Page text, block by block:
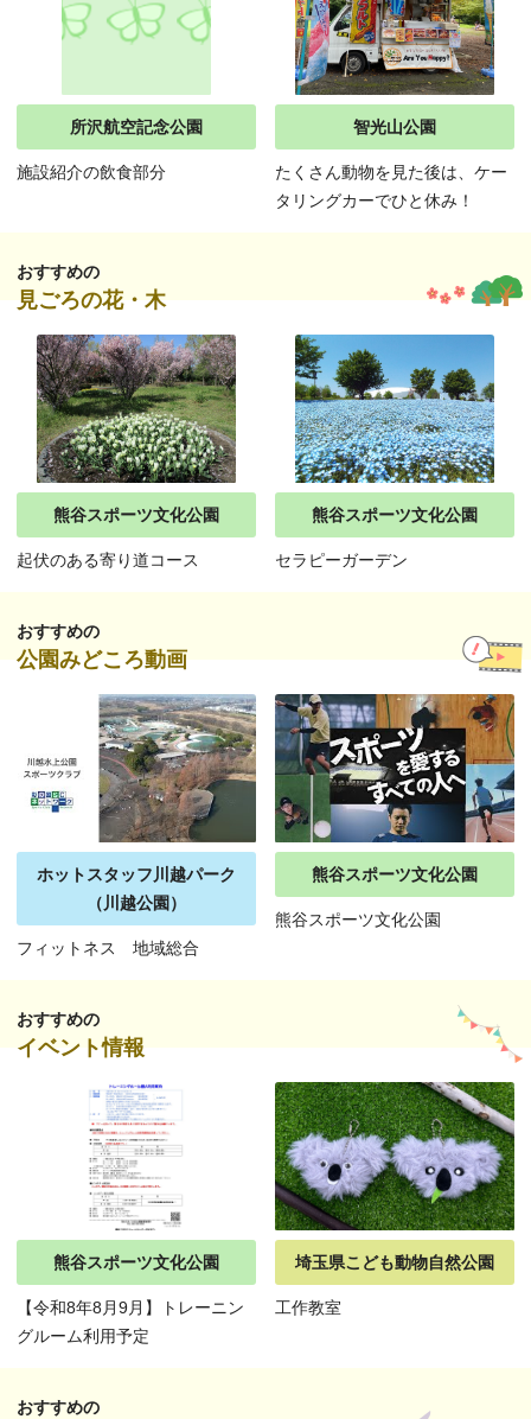
所沢航空記念公園
施設紹介の飲食部分
智光山公園
たくさん動物を見た後は、ケー
タリングカーでひと休み！
おすすめの
見ごろの花・木
熊谷スポーツ文化公園
起伏のある寄り道コース
熊谷スポーツ文化公園
セラピーガーデン
おすすめの
公園みどころ動画
ホットスタッフ川越パーク
（川越公園）
フィットネス 地域総合
熊谷スポーツ文化公園
熊谷スポーツ文化公園
おすすめの
イベント情報
熊谷スポーツ文化公園
【令和8年8月9月】トレーニン
グルーム利用予定
埼玉県こども動物自然公園
工作教室
おすすめの